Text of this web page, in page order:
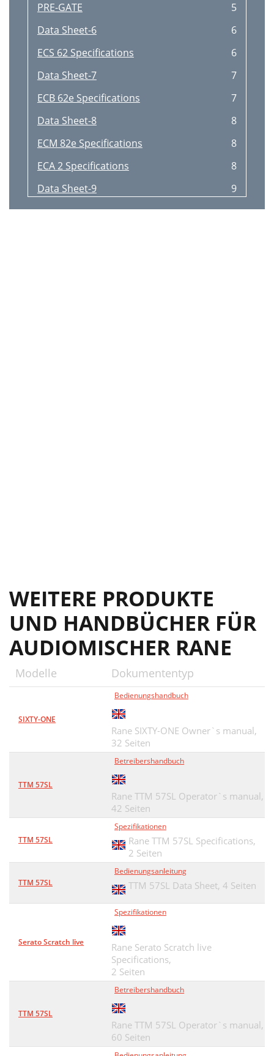
PRE-GATE
5
Data Sheet-6
6
ECS 62 Specifications
6
Data Sheet-7
7
ECB 62e Specifications
7
Data Sheet-8
8
ECM 82e Specifications
8
ECA 2 Specifications
8
Data Sheet-9
9
Typical Video Conference Room
9
WEITERE PRODUKTE
UND HANDBÜCHER FÜR
AUDIOMISCHER RANE
Modelle Dokumententyp
SIXTY-ONE
Bedienungshandbuch
Rane SIXTY-ONE Owner`s manual,
32 Seiten
TTM 57SL
Betreibershandbuch
Rane TTM 57SL Operator`s manual,
42 Seiten
TTM 57SL
Spezifikationen
Rane TTM 57SL Specifications,
2 Seiten
TTM 57SL
Bedienungsanleitung
TTM 57SL Data Sheet, 4 Seiten
Serato Scratch live
Spezifikationen
Rane Serato Scratch live
Specifications,
2 Seiten
TTM 57SL
Betreibershandbuch
Rane TTM 57SL Operator`s manual,
60 Seiten